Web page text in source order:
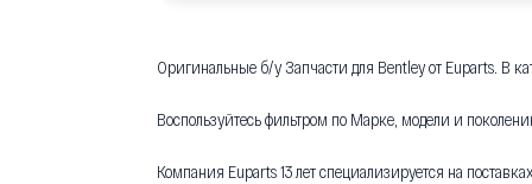
Оригинальные б/у Запчасти для Bentley от Euparts. В
Воспользуйтесь фильтром по Марке, модели и
Компания Euparts 13 лет специализируется на